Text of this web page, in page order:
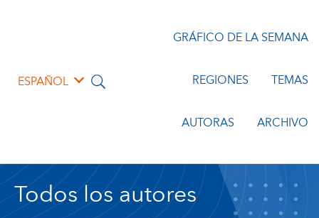
ESPAÑOL
GRÁFICO DE LA SEMANA
REGIONES TEMAS
AUTORAS ARCHIVO
Todos los autores